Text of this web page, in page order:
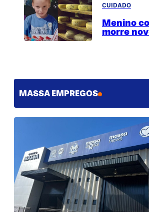
CUIDADO
Menino
morre
MASSA EMPREGOS